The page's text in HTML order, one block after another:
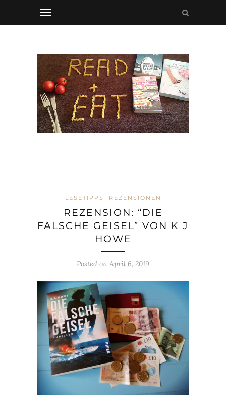
LESETIPPS REZENSIONEN
REZENSION: “DIE
FALSCHE GEISEL” VON K J
HOWE
Posted on April 6, 2019